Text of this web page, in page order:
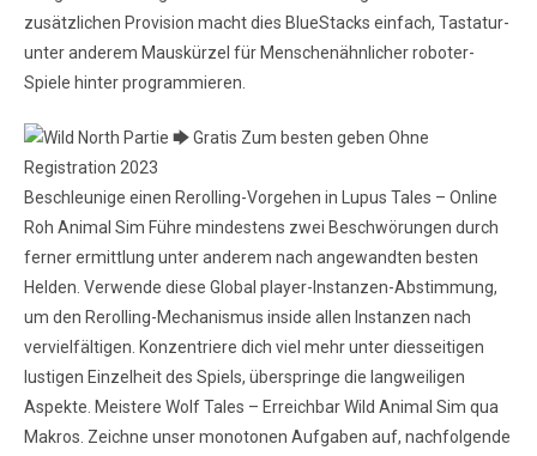
zusätzlichen Provision macht dies BlueStacks einfach, Tastatur-
unter anderem Mauskürzel für Menschenähnlicher roboter-
Spiele hinter programmieren.
Beschleunige einen Rerolling-Vorgehen in Lupus Tales – Online
Roh Animal Sim Führe mindestens zwei Beschwörungen durch
ferner ermittlung unter anderem nach angewandten besten
Helden. Verwende diese Global player-Instanzen-Abstimmung,
um den Rerolling-Mechanismus inside allen Instanzen nach
vervielfältigen. Konzentriere dich viel mehr unter diesseitigen
lustigen Einzelheit des Spiels, überspringe die langweiligen
Aspekte. Meistere Wolf Tales – Erreichbar Wild Animal Sim qua
Makros. Zeichne unser monotonen Aufgaben auf, nachfolgende